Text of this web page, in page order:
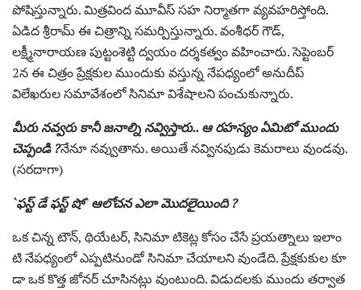
పోషిస్తున్నారు. మిత్రవింద మూవీస్ సహ నిర్మాతగా వ్యవహరిస్తోంది.
ఏడిద శ్రీరామ్ ఈ చిత్రాన్ని సమర్పిస్తున్నారు. వంశీధర్ గౌడ్,
లక్ష్మీనారాయణ పుట్టంశెట్టి ద్వయం దర్శకత్వం వహించారు. సెప్టెంబర్
2న ఈ చిత్రం ప్రేక్షకుల ముందుకు వస్తున్న నేపధ్యంలో అనుదీప్
విలేఖరుల సమావేశంలో సినిమా విశేషాలని పంచుకున్నారు.
మీరు నవ్వరు కానీ జనాల్ని నవ్విస్తారు.. ఆ రహస్యం ఏమిటో ముందు
చెప్పండి ?నేనూ నవ్వుతాను. అయితే నవ్వినపుడు కెమరాలు వుండవు.
(సరదాగా)
`ఫ‌స్ట్ డే ఫ‌స్ట్ షో` ఆలోచన ఎలా మొదలైయింది ?
ఒక చిన్న టౌన్, థియేటర్, సినిమా టికెట్ల కోసం చేసే ప్రయత్నాలు ఇలాం
టి నేపధ్యంలో ఎప్పటినుండో సినిమా చేయాలని వుండేది. ప్రేక్షకుకుల కూ
డా ఒక కొత్త జోనర్ చూసినట్లు వుంటుంది. విడుదలకు ముందు తర్వాత